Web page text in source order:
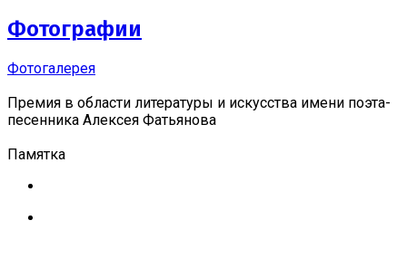
Фотографии
Фотогалерея
Премия в области литературы и искусства имени поэта-
песенника Алексея Фатьянова
Памятка